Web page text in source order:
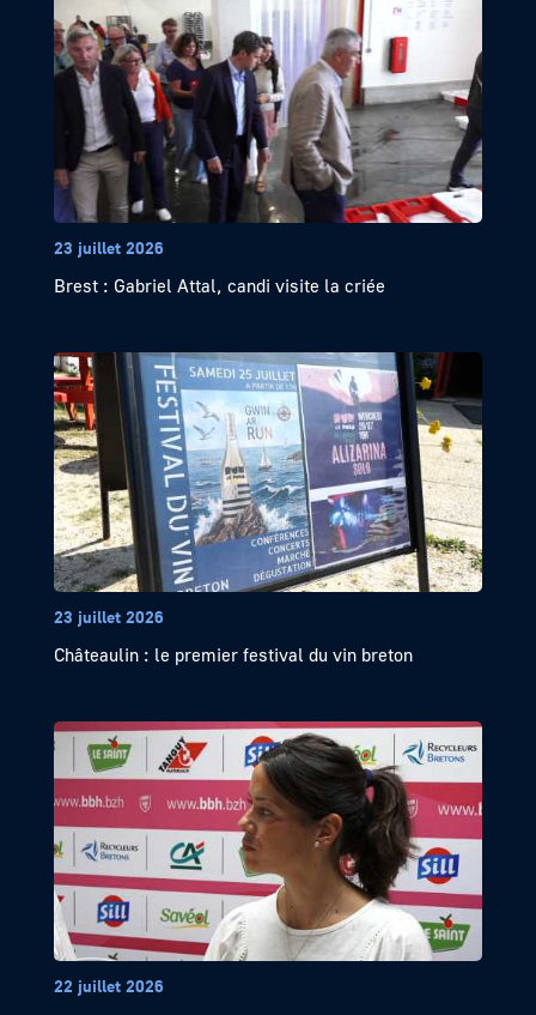
23 juillet 2026
Brest : Gabriel Attal, candi visite la criée
23 juillet 2026
Châteaulin : le premier festival du vin breton
22 juillet 2026